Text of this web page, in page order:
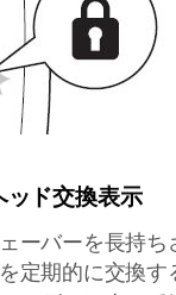
ッド交換表示
ーバーを長持ち
定期的に交換す